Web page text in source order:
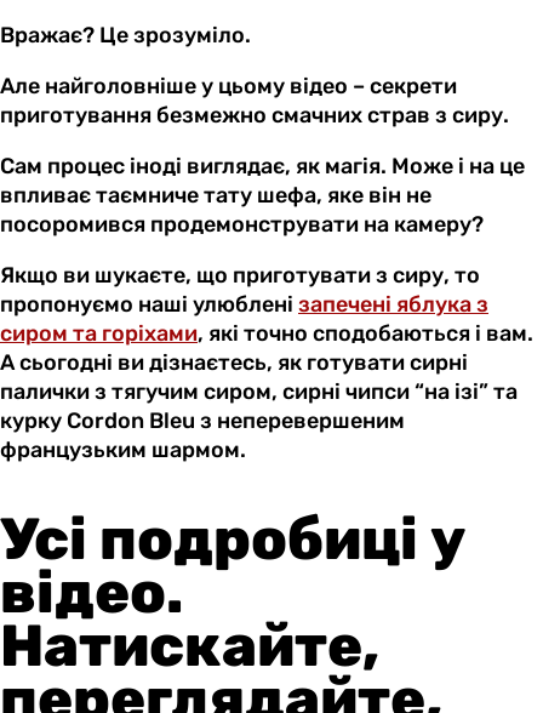
Вражає? Це зрозуміло.
Але найголовніше у цьому відео – секрети
приготування безмежно смачних страв з сиру.
Сам процес іноді виглядає, як магія. Може і на це
впливає таємниче тату шефа, яке він не
посоромився продемонструвати на камеру?
Якщо ви шукаєте, що приготувати з сиру, то
пропонуємо наші улюблені запечені яблука з
сиром та горіхами, які точно сподобаються і вам.
А сьогодні ви дізнаєтесь, як готувати сирні
палички з тягучим сиром, сирні чипси “на ізі” та
курку Cordon Bleu з неперевершеним
французьким шармом.
Усі подробиці у
відео.
Натискайте,